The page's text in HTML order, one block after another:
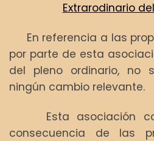
Extrarodinario del
En referencia a las
por parte de esta
del pleno ordinario, no
ningún cambio relevante.
Esta asociación
consecuencia de las